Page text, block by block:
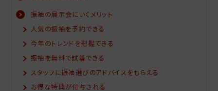
振袖の展示会にいくメリット
人気の振袖を予約できる
今年のトレンドを把握できる
振袖を無料で試着できる
スタッフに振袖選びのアドバイスをもらえる
お得な特典が付与される